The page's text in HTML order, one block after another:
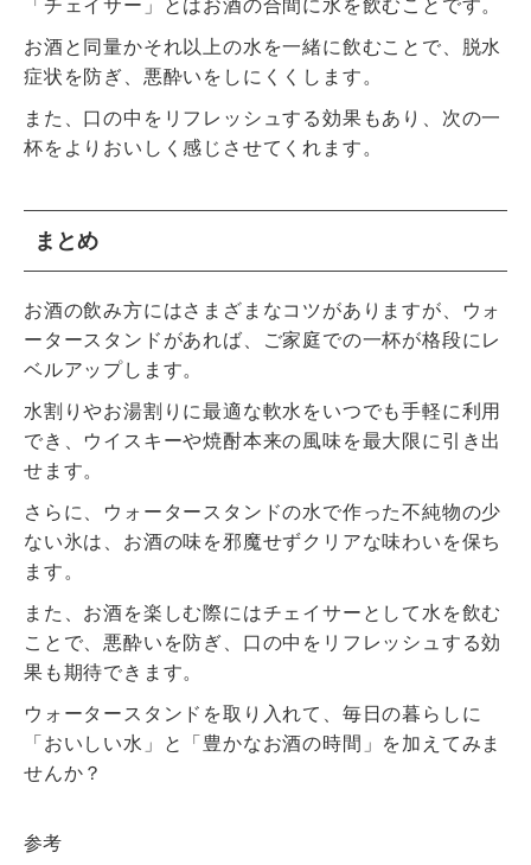
「チェイサー」とはお酒の合間に水を飲むことです。
お酒と同量かそれ以上の水を一緒に飲むことで、脱水
症状を防ぎ、悪酔いをしにくくします。
また、口の中をリフレッシュする効果もあり、次の一
杯をよりおいしく感じさせてくれます。
まとめ
お酒の飲み方にはさまざまなコツがありますが、ウォ
ータースタンドがあれば、ご家庭での一杯が格段にレ
ベルアップします。
水割りやお湯割りに最適な軟水をいつでも手軽に利用
でき、ウイスキーや焼酎本来の風味を最大限に引き出
せます。
さらに、ウォータースタンドの水で作った不純物の少
ない氷は、お酒の味を邪魔せずクリアな味わいを保ち
ます。
また、お酒を楽しむ際にはチェイサーとして水を飲む
ことで、悪酔いを防ぎ、口の中をリフレッシュする効
果も期待できます。
ウォータースタンドを取り入れて、毎日の暮らしに
「おいしい水」と「豊かなお酒の時間」を加えてみま
せんか？
参考